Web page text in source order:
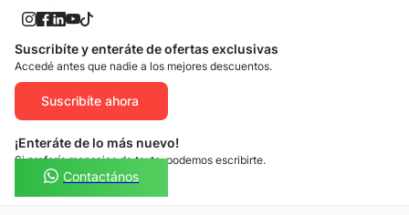
Palmer